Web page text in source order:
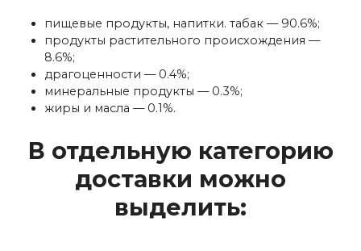
пищевые продукты, напитки. табак — 90.6%;
продукты растительного происхождения —
8.6%;
драгоценности — 0.4%;
минеральные продукты — 0.3%;
жиры и масла — 0.1%.
В отдельную категорию
доставки можно
выделить: